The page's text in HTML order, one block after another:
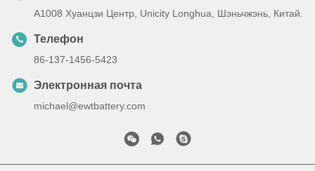
A1008 Хуанцзи Центр, Unicity Longhua, Шэньчжэнь, Китай.
Телефон
86-137-1456-5423
Электронная почта
michael@ewtbattery.com